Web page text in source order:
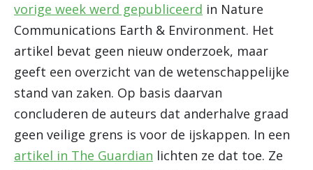
vorige week werd gepubliceerd in Nature
Communications Earth & Environment. Het
artikel bevat geen nieuw onderzoek, maar
geeft een overzicht van de wetenschappelijke
stand van zaken. Op basis daarvan
concluderen de auteurs dat anderhalve graad
geen veilige grens is voor de ijskappen. In een
artikel in The Guardian lichten ze dat toe. Ze